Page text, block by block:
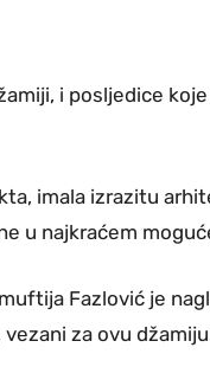
i posljedice
imala izrazitu
u najkraćem
Fazlović je
za ovu